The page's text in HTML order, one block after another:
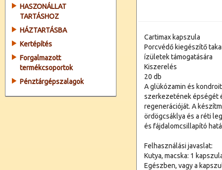
HASZONÁLLAT
TARTÁSHOZ
HÁZTARTÁSBA
Kertépítés
Forgalmazott
termékcsoportok
Pénztárgépszalagok
Cartimax kapszula
Porcvédő kiegészítő
ízületek támogatására
Kiszerelés
20 db
A glükózamin és
szerkezetének épségét
regenerációját. A
ördögcsáklya és a réti
és fájdalomcsillapító
Felhasználási javaslat:
Kutya, macska: 1
Egészben, vagy a